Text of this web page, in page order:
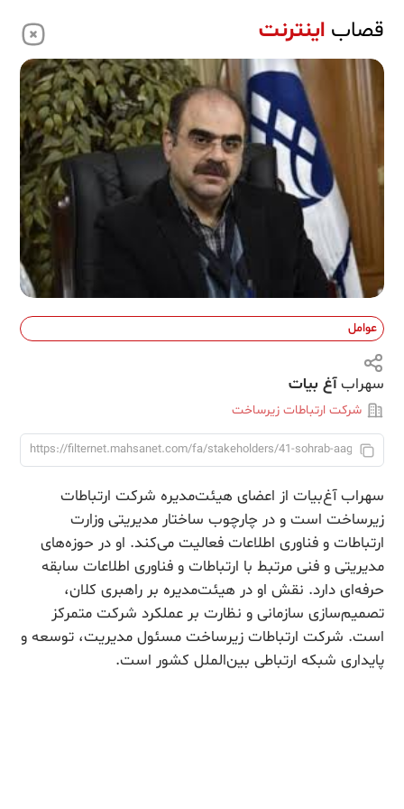
قصاب اینترنت
عوامل
سهراب آغ بیات
شرکت ارتباطات زیرساخت
سهراب آغ‌بیات از اعضای هیئت‌مدیره شرکت ارتباطات
زیرساخت است و در چارچوب ساختار مدیریتی وزارت
ارتباطات و فناوری اطلاعات فعالیت می‌کند. او در حوزه‌های
مدیریتی و فنی مرتبط با ارتباطات و فناوری اطلاعات سابقه
حرفه‌ای دارد. نقش او در هیئت‌مدیره بر راهبری کلان،
تصمیم‌سازی سازمانی و نظارت بر عملکرد شرکت متمرکز
است. شرکت ارتباطات زیرساخت مسئول مدیریت، توسعه و
پایداری شبکه ارتباطی بین‌الملل کشور است.